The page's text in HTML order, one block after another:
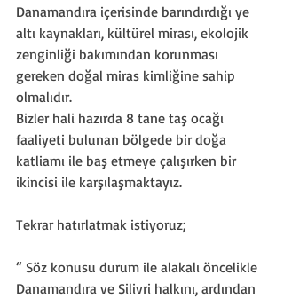
Danamandıra içerisinde barındırdığı ye
altı kaynakları, kültürel mirası, ekolojik
zenginliği bakımından korunması
gereken doğal miras kimliğine sahip
olmalıdır.
Bizler hali hazırda 8 tane taş ocağı
faaliyeti bulunan bölgede bir doğa
katliamı ile baş etmeye çalışırken bir
ikincisi ile karşılaşmaktayız.
Tekrar hatırlatmak istiyoruz;
“ Söz konusu durum ile alakalı öncelikle
Danamandıra ve Silivri halkını, ardından